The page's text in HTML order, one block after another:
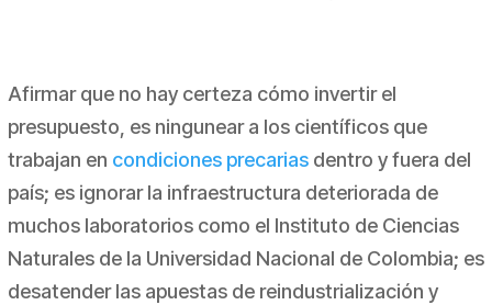
Afirmar que no hay certeza cómo invertir el
presupuesto, es ningunear a los científicos que
trabajan en condiciones precariasdentro y fuera del
país; es ignorar la infraestructura deteriorada de
muchos laboratorios como el Instituto de Ciencias
Naturales de la Universidad Nacional de Colombia; es
desatender las apuestas de reindustrialización y